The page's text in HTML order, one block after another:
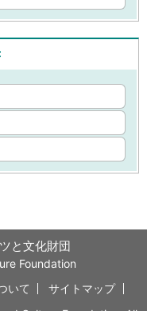
と文化財団
Foundation
いて
サイトマップ